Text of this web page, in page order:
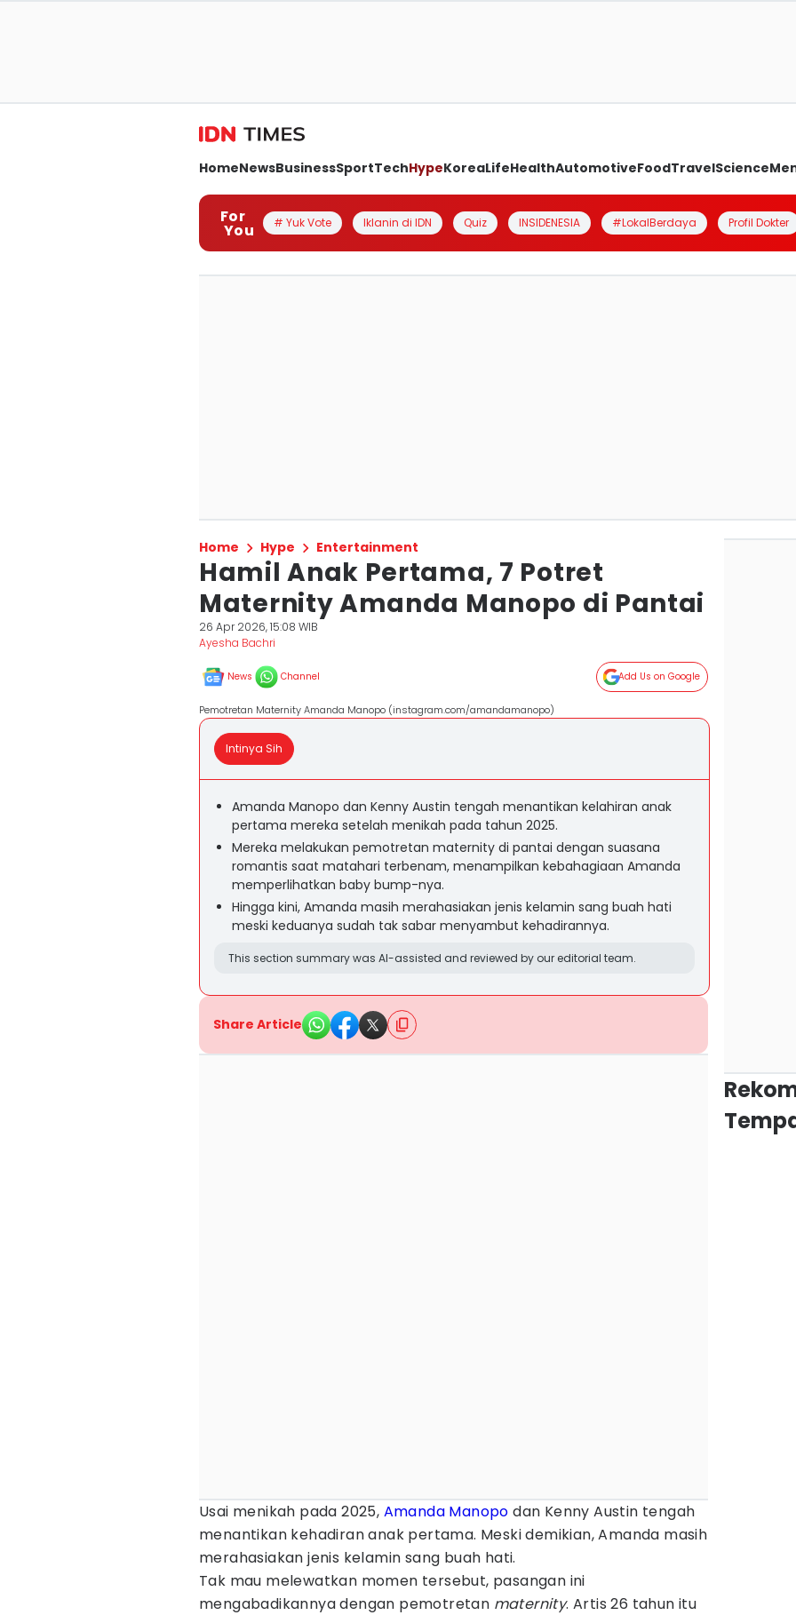
HomeNewsBusinessSportTechHypeKoreaLifeHealthAutomotiveFoodTravelScience
For
You # Yuk Vote Iklanin di IDN Quiz INSIDENESIA #LokalBerdaya Profil Dokter
Home Hype Entertainment
Hamil Anak Pertama, 7 Potret
Maternity Amanda Manopo di Pantai
26 Apr 2026, 15:08 WIB
Ayesha Bachri
News Channel Add Us on Google
Pemotretan Maternity Amanda Manopo (instagram.com/amandamanopo)
Intinya Sih
Amanda Manopo dan Kenny Austin tengah menantikan kelahiran anak
pertama mereka setelah menikah pada tahun 2025.
Mereka melakukan pemotretan maternity di pantai dengan suasana
romantis saat matahari terbenam, menampilkan kebahagiaan Amanda
memperlihatkan baby bump-nya.
Hingga kini, Amanda masih merahasiakan jenis kelamin sang buah hati
meski keduanya sudah tak sabar menyambut kehadirannya.
This section summary was AI-assisted and reviewed by our editorial team.
Share Article
Usai menikah pada 2025, Amanda Manopo dan Kenny Austin tengah
menantikan kehadiran anak pertama. Meski demikian, Amanda masih
merahasiakan jenis kelamin sang buah hati.
Tak mau melewatkan momen tersebut, pasangan ini
mengabadikannya dengan pemotretan maternity. Artis 26 tahun itu